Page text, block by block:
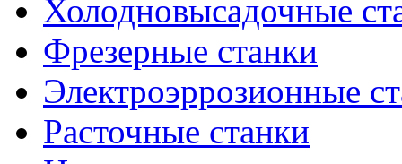
Холодновысадочные
Фрезерные станки
Электроэррозионные
Расточные станки